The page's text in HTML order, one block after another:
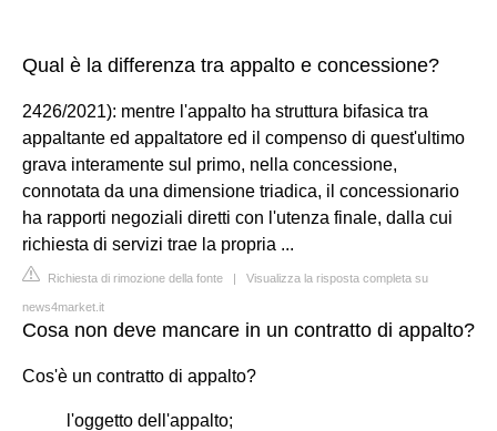
Qual è la differenza tra appalto e concessione?
2426/2021): mentre l'appalto ha struttura bifasica tra
appaltante ed appaltatore ed il compenso di quest'ultimo
grava interamente sul primo, nella concessione,
connotata da una dimensione triadica, il concessionario
ha rapporti negoziali diretti con l'utenza finale, dalla cui
richiesta di servizi trae la propria ...
Richiesta di rimozione della fonte | Visualizza la risposta completa su
news4market.it
Cosa non deve mancare in un contratto di appalto?
Cos'è un contratto di appalto?
l'oggetto dell'appalto;